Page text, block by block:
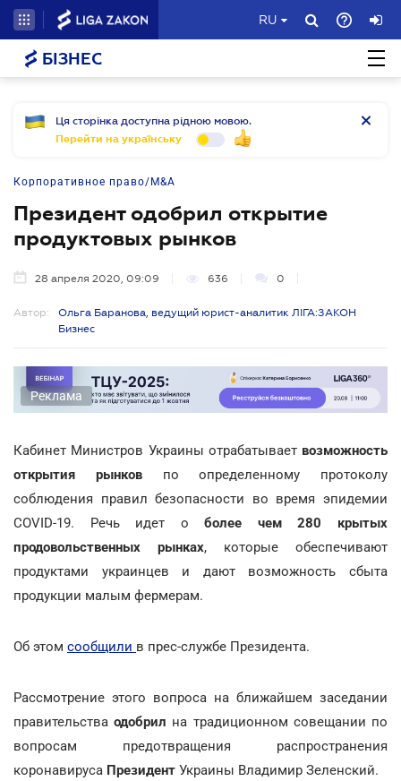
RU
БІЗНЕС
Ця сторінка доступна рідною мовою.
Перейти на українську
Корпоративное право/M&A
Президент одобрил открытие
продуктовых рынков
28 апреля 2020, 09:09 636 0
Автор:
Ольга Баранова, ведущий юрист-аналитик ЛІГА:ЗАКОН
Бизнес
Реклама
Кабинет Министров Украины отрабатывает возможность
открытия рынковпо определенному протоколу
соблюдения правил безопасности во время эпидемии
COVID-19. Речь идет о более чем 280 крытых
продовольственных рынках, которые обеспечивают
продуктами украинцев и дают возможность сбыта
продукции малым фермерам.
Об этом сообщили в прес-службе Президента.
Рассмотрение этого вопроса на ближайшем заседании
правительстваодобрил на традиционном совещании по
вопросам предотвращения распространения
коронавируса Президент Украины Владимир Зеленский.